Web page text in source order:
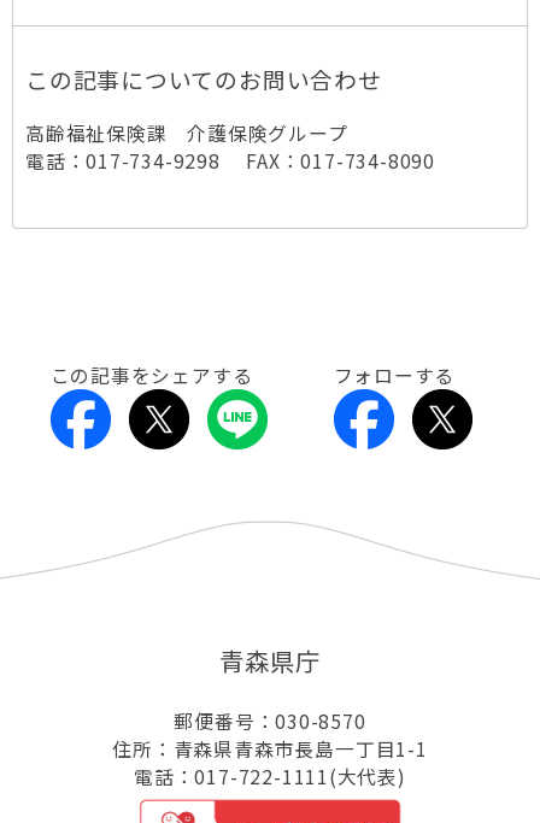
この記事についてのお問い合わせ
高齢福祉保険課 介護保険グループ
電話：017-734-9298 FAX：017-734-8090
この記事をシェアする フォローする
青森県庁
郵便番号：030-8570
住所：青森県青森市長島一丁目1-1
電話：017-722-1111(大代表)